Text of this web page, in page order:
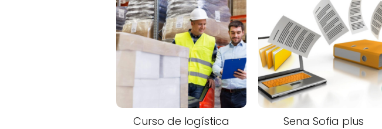
Curso de logística
Sena Sofia plus